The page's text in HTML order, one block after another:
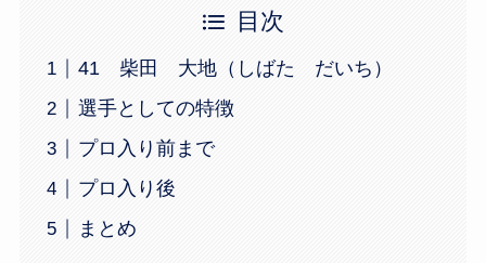
目次
41 柴田 大地（しばた だいち）
選手としての特徴
プロ入り前まで
プロ入り後
まとめ